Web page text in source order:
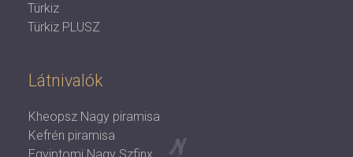
Türkiz
Türkiz PLUSZ
Látnivalók
Kheopsz Nagy piramisa
Kefrén piramisa